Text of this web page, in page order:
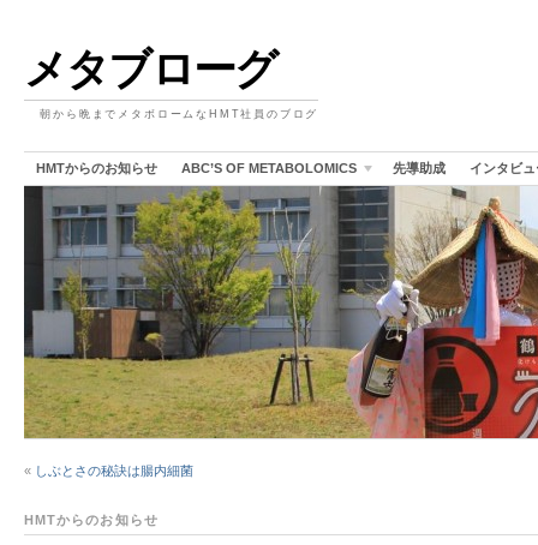
メタブローグ
朝から晩までメタボロームなHMT社員のブログ
HMTからのお知らせ ABC’S OF METABOLOMICS 先導助成 インタビュ
« しぶとさの秘訣は腸内細菌
HMTからのお知らせ